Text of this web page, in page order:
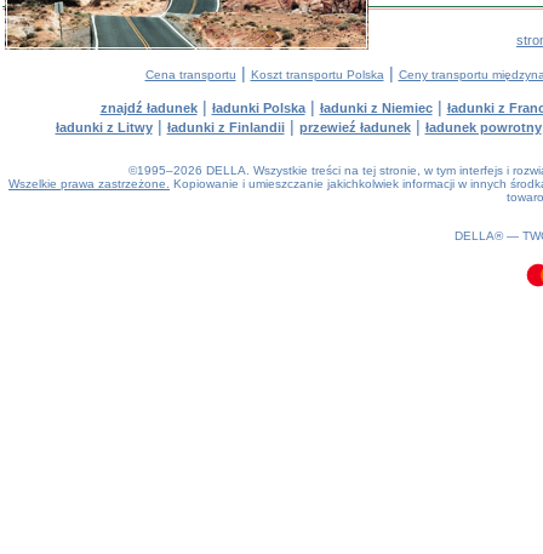
Cena transportu | Koszt transportu Polska | Ceny transportu
znajdź ładunek| ładunki Polska| ładunki z Niemiec| ładunki z
ładunki z Litwy| ładunki z Finlandii| przewieź ładunek| ładunek powrotny
©1995–2026 DELLA. Wszystkie treści na tej stronie, w tym interfejs i
Wszelkie prawa zastrzeżone.
Kopiowanie i umieszczanie jakichkolwiek informacji w innych
DELLA® —